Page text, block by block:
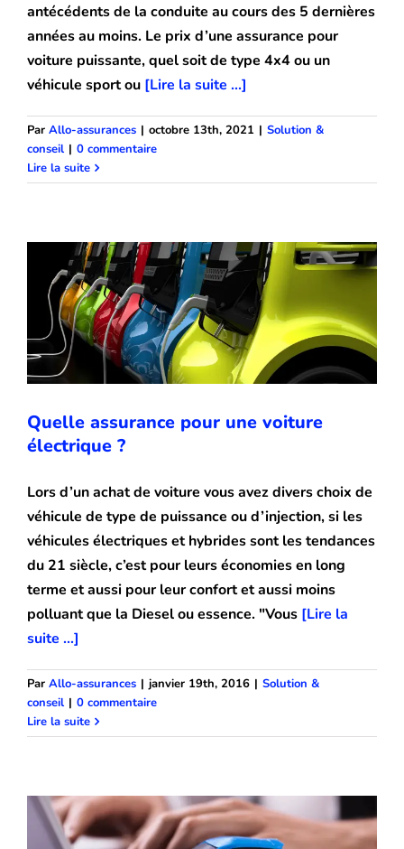
antécédents de la conduite au cours des 5 dernières
années au moins. Le prix d’une assurance pour
voiture puissante, quel soit de type 4x4 ou un
véhicule sport ou [Lire la suite ...]
Par Allo-assurances | octobre 13th, 2021 | Solution &
conseil | 0 commentaire
Lire la suiteQuelle assurance pour une voiture
Quelle assurance pour une voiture
électrique ?
Lors d’un achat de voiture vous avez divers choix de
véhicule de type de puissance ou d’injection, si les
véhicules électriques et hybrides sont les tendances
du 21 siècle, c’est pour leurs économies en long
terme et aussi pour leur confort et aussi moins
polluant que la Diesel ou essence. "Vous [Lire la
suite ...]
Par Allo-assurances | janvier 19th, 2016 | Solution &
conseil | 0 commentaire
Lire la suitequelle assurance pour voiture sans